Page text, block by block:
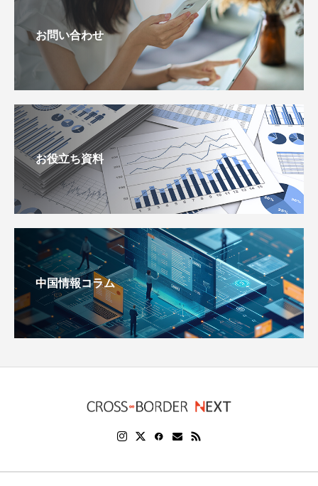
お問い合わせ
お役立ち資料
中国情報コラム